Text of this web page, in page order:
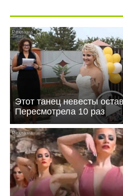
Этот танец невесты
Пересмотрела 10 раз